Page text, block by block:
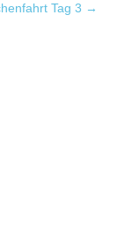
Tag 3 →